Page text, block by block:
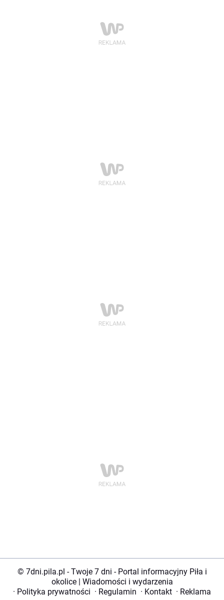
© 7dni.pila.pl - Twoje 7 dni - Portal informacyjny Piła i
okolice | Wiadomości i wydarzenia
· Polityka prywatności · Regulamin · Kontakt · Reklama